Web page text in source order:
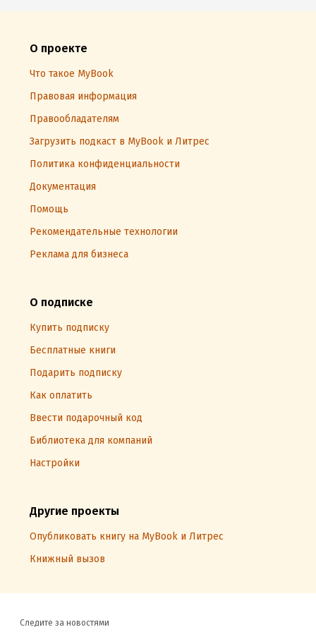
О проекте
Что такое MyBook
Правовая информация
Правообладателям
Загрузить подкаст в MyBook и Литрес
Политика конфиденциальности
Документация
Помощь
Рекомендательные технологии
Реклама для бизнеса
О подписке
Купить подписку
Бесплатные книги
Подарить подписку
Как оплатить
Ввести подарочный код
Библиотека для компаний
Настройки
Другие проекты
Опубликовать книгу на MyBook и Литрес
Книжный вызов
Следите за новостями